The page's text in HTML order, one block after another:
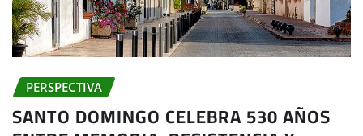
PERSPECTIVA
SANTO DOMINGO CELEBRA 530 AÑOS